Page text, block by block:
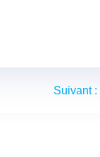
Suivant :